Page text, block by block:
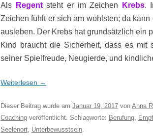
Als Regentsteht er im Zeichen Krebs.
Zeichen fühlt er sich am wohlsten; da
ausleben. Der Krebs hat grundsätzlich ein
Kind braucht die Sicherheit, dass es mit
seiner Spielfreude, Neugierde, und
Weiterlesen →
Dieser Beitrag wurde am Januar 19, 2017 von Anna
Coaching veröffentlicht. Schlagworte: Berufung,
Seelenort, Unterbewusstsein.